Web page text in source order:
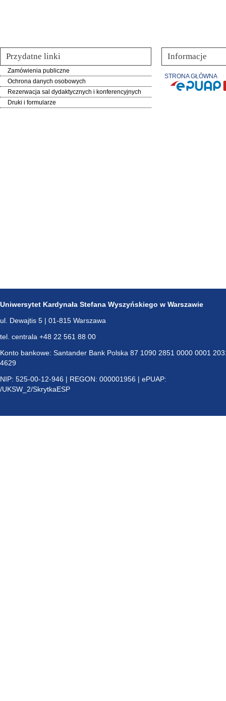
Przydatne linki
Zamówienia publiczne
Ochrona danych osobowych
Rezerwacja sal dydaktycznych i konferencyjnych
Druki i formularze
Informacje
STRONA GŁÓWNA
Uniwersytet Kardynała Stefana Wyszyńskiego w Warszawie
ul. Dewajtis 5 | 01-815 Warszawa
tel. centrala +48 22 561 88 00
Konto bankowe: Santander Bank Polska 87 1090 2851 0000 0001
4629
NIP: 525-00-12-946 | REGON: 000001956 | ePUAP:
/UKSW_2/SkrytkaESP